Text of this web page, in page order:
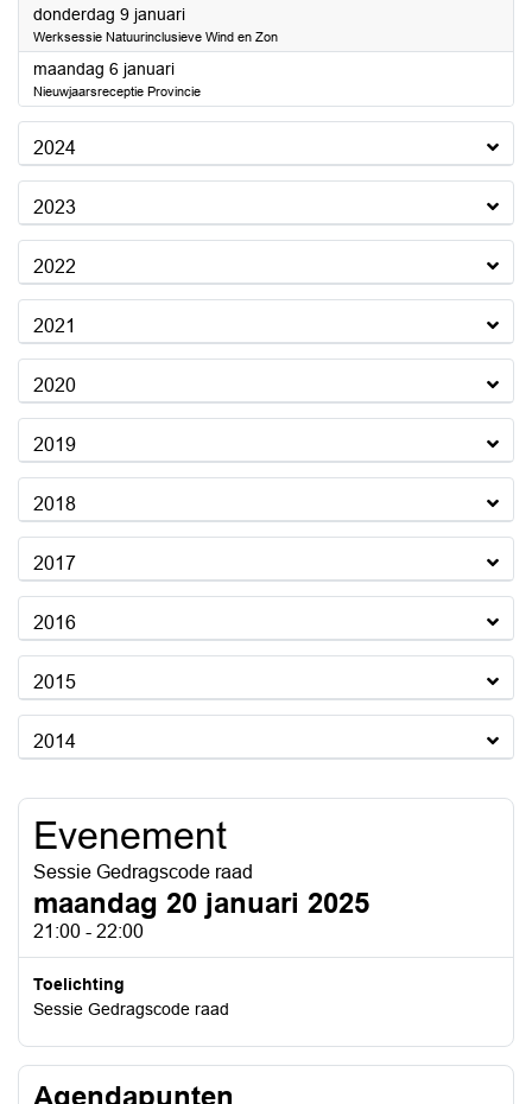
donderdag 9 januari2025
Werksessie Natuurinclusieve Wind en Zon
maandag 6 januari2025
Nieuwjaarsreceptie Provincie
2024
2023
2022
2021
2020
2019
2018
2017
2016
2015
2014
Evenement
Sessie Gedragscode raad
maandag 20 januari 2025
21:00 - 22:00
Toelichting
Sessie Gedragscode raad
Agendapunten